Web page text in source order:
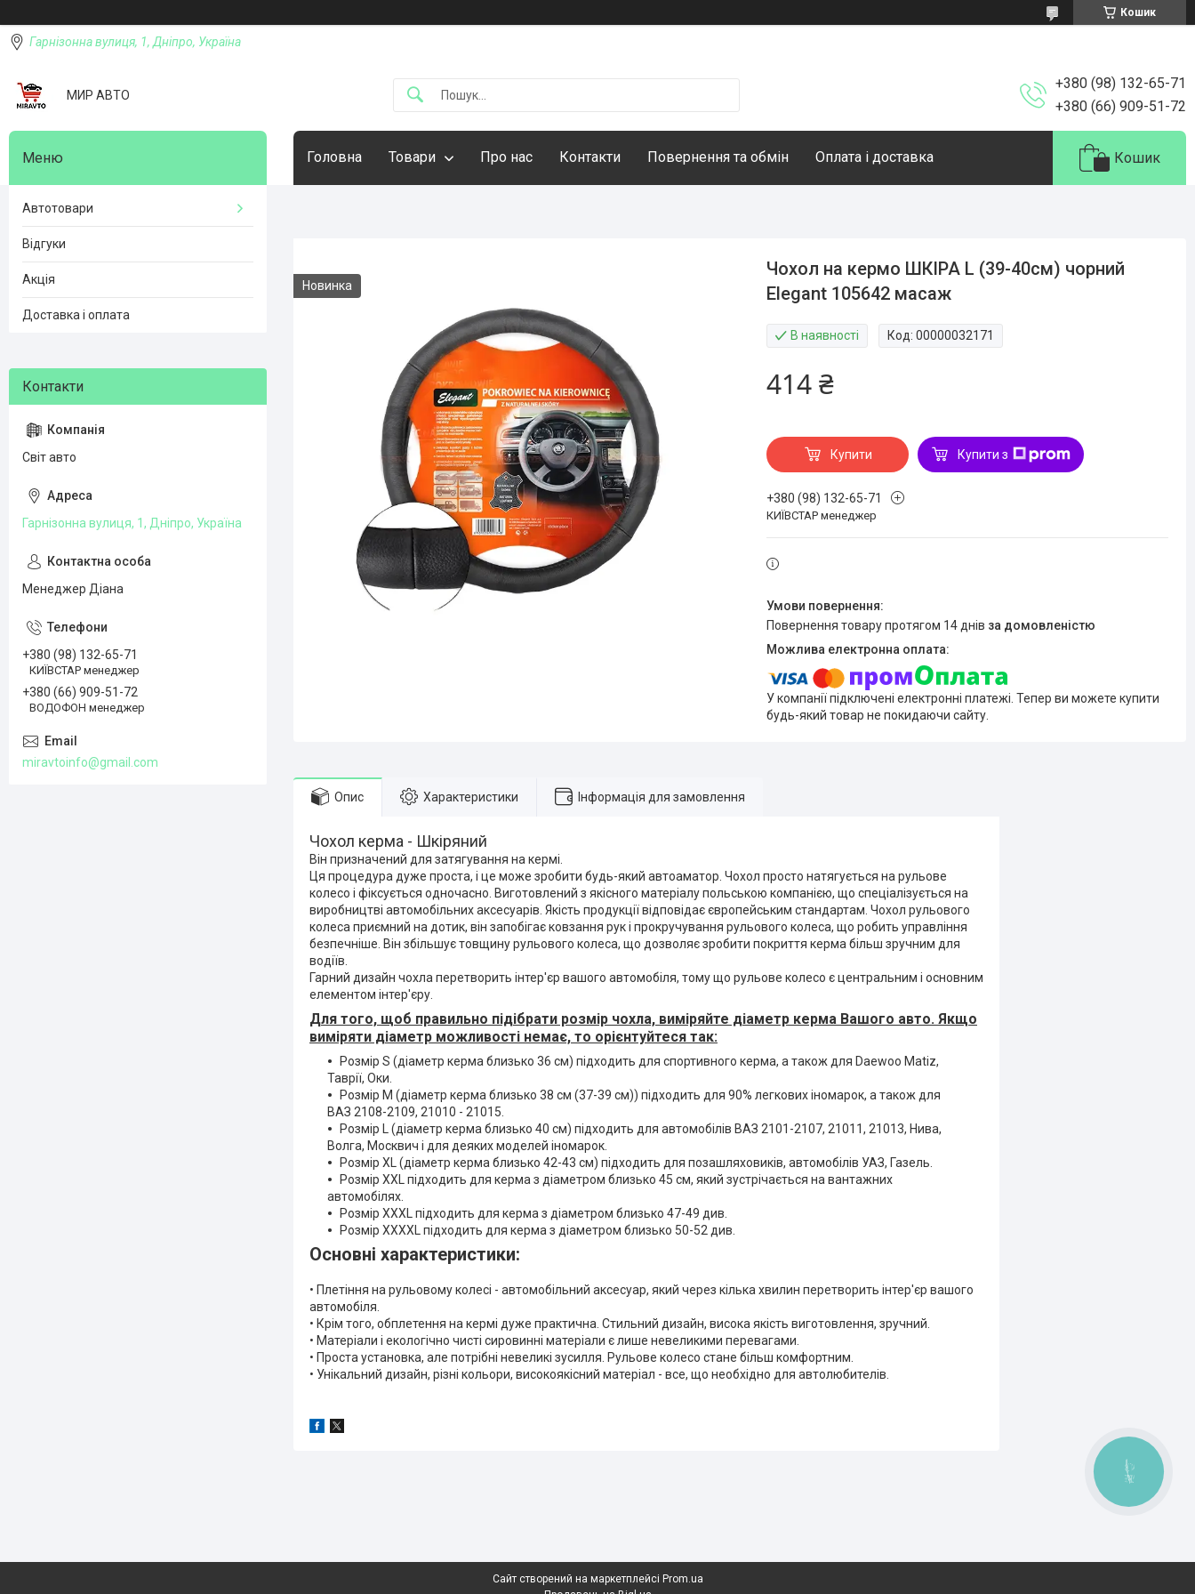
Кошик
Гарнізонна вулиця, 1, Дніпро, Україна
МИР АВТО
+380 (98) 132-65-71
+380 (66) 909-51-72
Головна Товари Про нас Контакти Повернення та обмін Оплата і доставка Кошик
Новинка
Чохол на кермо ШКІРА L (39-40см) чорний
Elegant 105642 масаж
В наявності Код:00000032171
414 ₴
Купити Купити з
+380 (98) 132-65-71
КИЇВСТАР менеджер
повернення товару протягом 14 днів за домовленістю
У компанії підключені електронні платежі. Тепер ви можете купити
будь-який товар не покидаючи сайту.
Опис Характеристики Інформація для замовлення
Чохол керма - Шкіряний
Він призначений для затягування на кермі.
Ця процедура дуже проста, і це може зробити будь-який автоаматор. Чохол просто натягується на рульове
колесо і фіксується одночасно. Виготовлений з якісного матеріалу польською компанією, що спеціалізується на
виробництві автомобільних аксесуарів. Якість продукції відповідає європейським стандартам. Чохол рульового
колеса приємний на дотик, він запобігає ковзання рук і прокручування рульового колеса, що робить управління
безпечніше. Він збільшує товщину рульового колеса, що дозволяє зробити покриття керма більш зручним для
водіїв.
Гарний дизайн чохла перетворить інтер'єр вашого автомобіля, тому що рульове колесо є центральним і основним
елементом інтер'єру.
Для того, щоб правильно підібрати розмір чохла, виміряйте діаметр керма Вашого авто. Якщо
виміряти діаметр можливості немає, то орієнтуйтеся так:
Розмір S (діаметр керма близько 36 см) підходить для спортивного керма, а також для Daewoo Matiz,
Таврії, Оки.
Розмір М (діаметр керма близько 38 см (37-39 см)) підходить для 90% легкових іномарок, а також для
ВАЗ 2108-2109, 21010 - 21015.
Розмір L (діаметр керма близько 40 см) підходить для автомобілів ВАЗ 2101-2107, 21011, 21013, Нива,
Волга, Москвич і для деяких моделей іномарок.
Розмір XL (діаметр керма близько 42-43 см) підходить для позашляховиків, автомобілів УАЗ, Газель.
Розмір XXL підходить для керма з діаметром близько 45 см, який зустрічається на вантажних
автомобілях.
Розмір XXXL підходить для керма з діаметром близько 47-49 див.
Розмір XXXXL підходить для керма з діаметром близько 50-52 див.
Основні характеристики:
• Плетіння на рульовому колесі - автомобільний аксесуар, який через кілька хвилин перетворить інтер'єр вашого
автомобіля.
• Крім того, обплетення на кермі дуже практична. Стильний дизайн, висока якість виготовлення, зручний.
• Матеріали і екологічно чисті сировинні матеріали є лише невеликими перевагами.
• Проста установка, але потрібні невеликі зусилля. Рульове колесо стане більш комфортним.
• Унікальний дизайн, різні кольори, високоякісний матеріал - все, що необхідно для автолюбителів.
Автотовари
Відгуки
Акція
Доставка і оплата
Світ авто
Гарнізонна вулиця, 1, Дніпро, Україна
Менеджер Діана
+380 (98) 132-65-71
КИЇВСТАР менеджер
+380 (66) 909-51-72
ВОДОФОН менеджер
miravtoinfo@gmail.com
Сайт створений на маркетплейсі Prom.ua
КНОПКА
ЗВ'ЯЗКУ